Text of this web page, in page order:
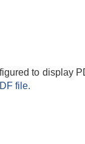
to display
file.